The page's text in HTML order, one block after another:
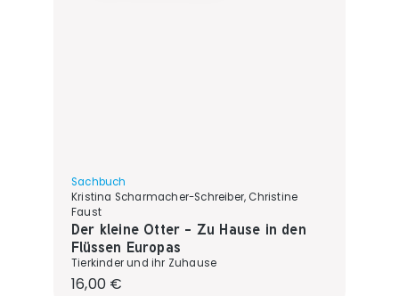
Sachbuch
Kristina Scharmacher-Schreiber, Christine
Faust
Der kleine Otter - Zu Hause in den
Flüssen Europas
Tierkinder und ihr Zuhause
Regulärer Preis:
16,00 €